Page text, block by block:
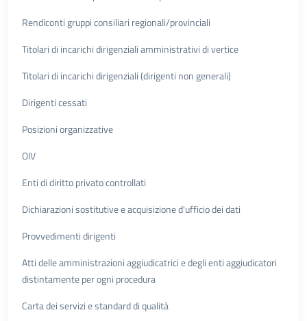
Rendiconti gruppi consiliari regionali/provinciali
Titolari di incarichi dirigenziali amministrativi di vertice
Titolari di incarichi dirigenziali (dirigenti non generali)
Dirigenti cessati
Posizioni organizzative
OIV
Enti di diritto privato controllati
Dichiarazioni sostitutive e acquisizione d'ufficio dei dati
Provvedimenti dirigenti
Atti delle amministrazioni aggiudicatrici e degli enti aggiudicatori
distintamente per ogni procedura
Carta dei servizi e standard di qualità